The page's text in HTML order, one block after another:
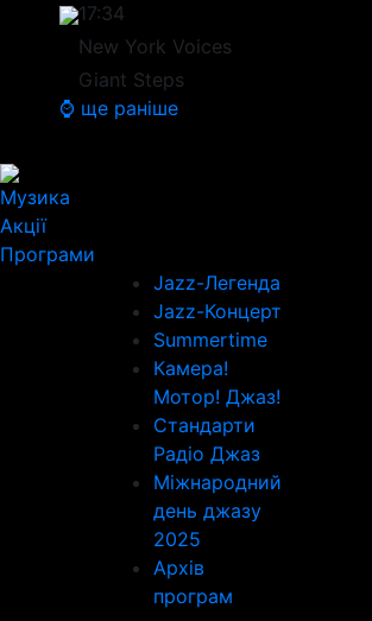
17:34
New York Voices
Giant Steps
⌚ ще раніше
Музика
Акції
Програми
Jazz-Легенда
Jazz-Концерт
Summertime
Камера!
Мотор! Джаз!
Стандарти
Радіо Джаз
Міжнародний
день джазу
2025
Архів
програм